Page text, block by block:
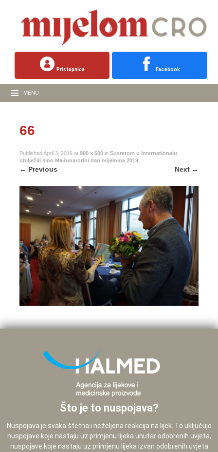
Pristupnica Facebook
MENU
66
PublishedApril 3, 2019 at 900 × 600 in Susretom u Internationalu
obilježili smo Međunarodni dan mijeloma 2019.
← Previous Next →
Što je to nuspojava?
Nuspojava je svaka štetna i neželjena reakcija na lijek. To uključuje
nuspojave koje nastaju uz primjenu lijeka unutar odobrenih uvjeta,
nuspojave koje nastaju uz primjenu lijeka izvan odobrenih uvjeta